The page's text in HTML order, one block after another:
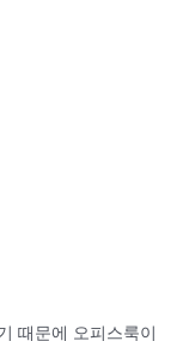
때문에 오피스룩이